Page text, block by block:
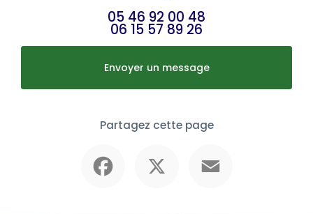
05 46 92 00 48
06 15 57 89 26
Envoyer un message
Partagez cette page